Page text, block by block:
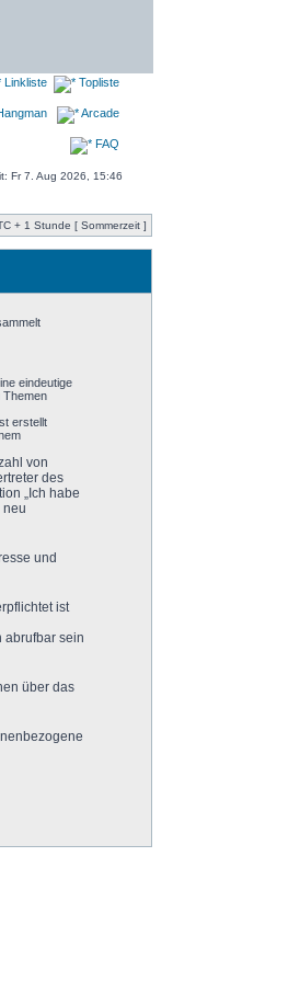
Linkliste Topliste
Arcade
FAQ
Fr 7. Aug 2026, 15:46
+ 1 Stunde [ Sommerzeit ]
eindeutige
Themen
erstellt
von
des
„Ich habe
neu
und
ist
abrufbar sein
über das